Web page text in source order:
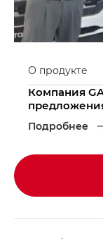
О продукте
Компания
Подробнее